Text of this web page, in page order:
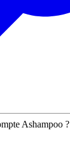
Ashampoo ?